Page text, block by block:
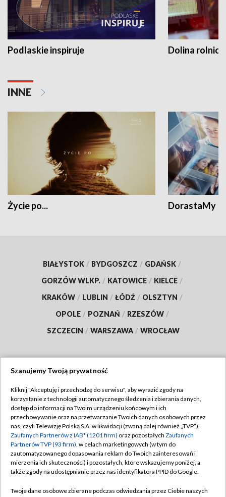
Podlaskie inspiruje Dolina
INNE
Życie po... DorastaMy
BIAŁYSTOK / BYDGOSZCZ / GDAŃSK /
GORZÓW WLKP. / KATOWICE / KIELCE /
KRAKÓW / LUBLIN / ŁÓDŹ / OLSZTYN /
OPOLE / POZNAŃ / RZESZÓW /
SZCZECIN / WARSZAWA / WROCŁAW
TVP
Abonament TVP
Emisja w TVP
Centrum informacji TVP
Naziemna Telewizja Cyfrowa
Regulamin TVP
Polityka prywatności
Moje zgody
Pomoc
Szanujemy Twoją prywatność
Kliknij "Akceptuję i przechodzę do serwisu", aby wyrazić zgody na
korzystanie z technologii automatycznego śledzenia i zbierania danych,
dostęp do informacji na Twoim urządzeniu końcowym i ich
przechowywanie oraz na przetwarzanie Twoich danych osobowych przez
nas, czyli Telewizję Polską S.A. w likwidacji (zwaną dalej również „TVP”),
Zaufanych Partnerów z IAB* (1201 firm) oraz pozostałych Zaufanych
Partnerów TVP (93 firm), w celach marketingowych (w tym do
zautomatyzowanego dopasowania reklam do Twoich zainteresowań i
mierzenia ich skuteczności) i pozostałych, które wskazujemy poniżej, a
także zgody na udostępnianie przez nas identyfikatora PPID do Google.
Twoje dane osobowe zbierane podczas odwiedzania przez Ciebie naszych